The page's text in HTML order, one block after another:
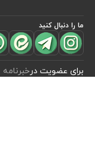
ما را دنبال کنید
برای عضویت درخبرنامه